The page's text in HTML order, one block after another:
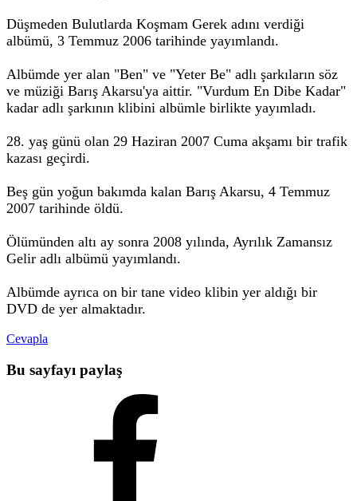
Düşmeden Bulutlarda Koşmam Gerek adını verdiği
albümü, 3 Temmuz 2006 tarihinde yayımlandı.
Albümde yer alan "Ben" ve "Yeter Be" adlı şarkıların söz
ve müziği Barış Akarsu'ya aittir. "Vurdum En Dibe Kadar"
kadar adlı şarkının klibini albümle birlikte yayımladı.
28. yaş günü olan 29 Haziran 2007 Cuma akşamı bir trafik
kazası geçirdi.
Beş gün yoğun bakımda kalan Barış Akarsu, 4 Temmuz
2007 tarihinde öldü.
Ölümünden altı ay sonra 2008 yılında, Ayrılık Zamansız
Gelir adlı albümü yayımlandı.
Albümde ayrıca on bir tane video klibin yer aldığı bir
DVD de yer almaktadır.
Cevapla
Bu sayfayı paylaş